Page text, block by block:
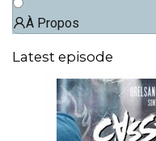
À Propos
Latest episode